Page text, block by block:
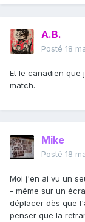
A.B.
Posté 18
Et le canadien que
match.
Mike
Posté 18
Moi j'en ai vu un
- même sur un
déplacer dès que
penser que la